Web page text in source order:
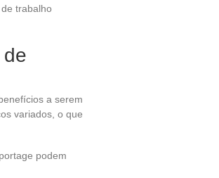
trabalho
a serem
variados, o que
podem